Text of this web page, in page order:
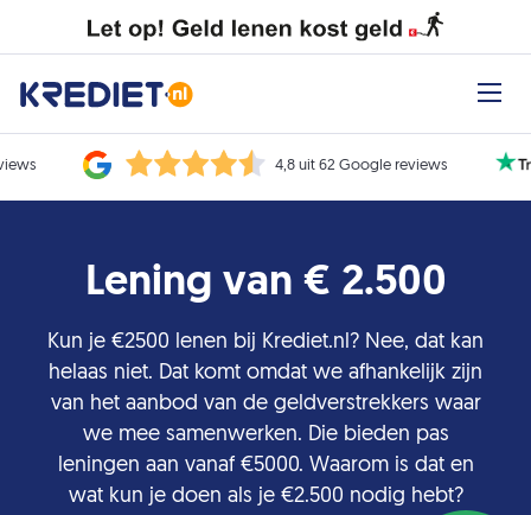
4,8 uit 62 Google reviews
Lening van € 2.500
Kun je €2500 lenen bij Krediet.nl? Nee, dat kan
helaas niet. Dat komt omdat we afhankelijk zijn
van het aanbod van de geldverstrekkers waar
we mee samenwerken. Die bieden pas
leningen aan vanaf €5000. Waarom is dat en
wat kun je doen als je €2.500 nodig hebt?